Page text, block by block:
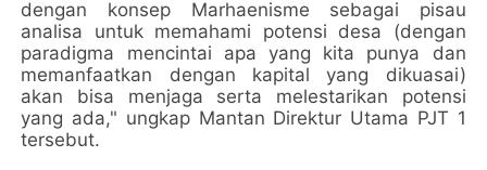
dengan konsep Marhaenisme sebagai pisau
analisa untuk memahami potensi desa (dengan
paradigma mencintai apa yang kita punya dan
memanfaatkan dengan kapital yang dikuasai)
akan bisa menjaga serta melestarikan potensi
yang ada," ungkap Mantan Direktur Utama PJT 1
tersebut.